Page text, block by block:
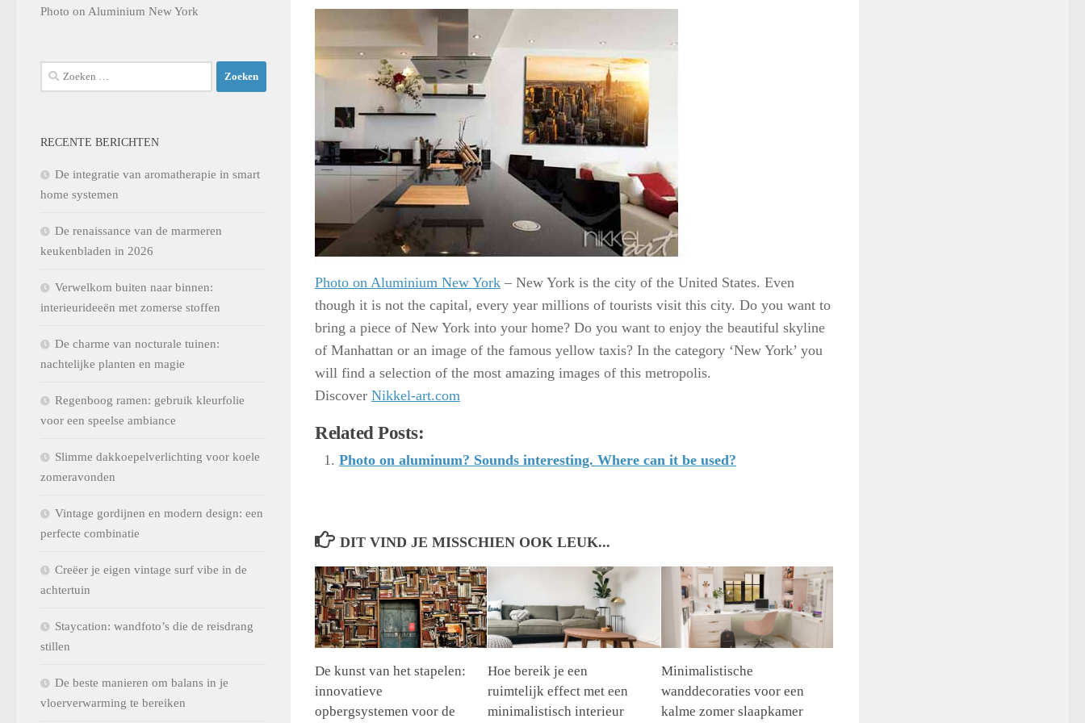
Photo on Aluminium New York – New York is the city of the United States. Even
though it is not the capital, every year millions of tourists visit this city. Do you want to
bring a piece of New York into your home? Do you want to enjoy the beautiful skyline
of Manhattan or an image of the famous yellow taxis? In the category ‘New York’ you
will find a selection of the most amazing images of this metropolis.
Discover Nikkel-art.com
Related Posts:
Photo on aluminum? Sounds interesting. Where can it be used?
DIT VIND JE MISSCHIEN OOK LEUK...
De kunst van het stapelen:
innovatieve
opbergsystemen voor de
Hoe bereik je een
ruimtelijk effect met een
minimalistisch interieur
Minimalistische
wanddecoraties voor een
kalme zomer slaapkamer
Photo on Aluminium New York
Zoeken
naar:
RECENTE BERICHTEN
De integratie van aromatherapie in smart
home systemen
De renaissance van de marmeren
keukenbladen in 2026
Verwelkom buiten naar binnen:
interieurideeën met zomerse stoffen
De charme van nocturale tuinen:
nachtelijke planten en magie
Regenboog ramen: gebruik kleurfolie
voor een speelse ambiance
Slimme dakkoepelverlichting voor koele
zomeravonden
Vintage gordijnen en modern design: een
perfecte combinatie
Creëer je eigen vintage surf vibe in de
achtertuin
Staycation: wandfoto’s die de reisdrang
stillen
De beste manieren om balans in je
vloerverwarming te bereiken